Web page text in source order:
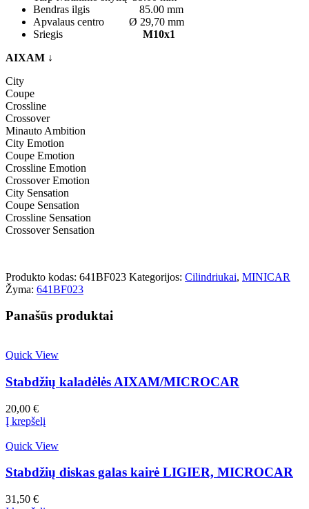
Bendras ilgis 85.00 mm
Apvalaus centro Ø 29,70 mm
Sriegis M10x1
AIXAM ↓
City
Coupe
Crossline
Crossover
Minauto Ambition
City Emotion
Coupe Emotion
Crossline Emotion
Crossover Emotion
City Sensation
Coupe Sensation
Crossline Sensation
Crossover Sensation
Produkto kodas: 641BF023 Kategorijos: Cilindriukai, MINICAR
Žyma: 641BF023
Panašūs produktai
Quick View
Stabdžių kaladėlės AIXAM/MICROCAR
20,00 €
Į krepšelį
Quick View
Stabdžių diskas galas kairė LIGIER, MICROCAR
31,50 €